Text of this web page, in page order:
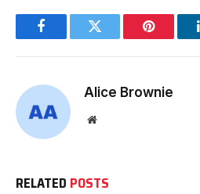
FacebookTwitter Pinterest
Alice Brownie
Website
RELATED POSTS